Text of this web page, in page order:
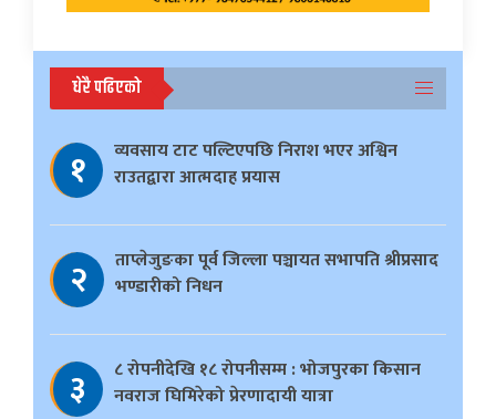
धेरै पढिएको
१
व्यवसाय टाट पल्टिएपछि निराश भएर अश्विन
राउतद्वारा आत्मदाह प्रयास
२
ताप्लेजुङका पूर्व जिल्ला पञ्चायत सभापति श्रीप्रसाद
भण्डारीको निधन
३
८ रोपनीदेखि १८ रोपनीसम्म : भोजपुरका किसान
नवराज घिमिरेको प्रेरणादायी यात्रा